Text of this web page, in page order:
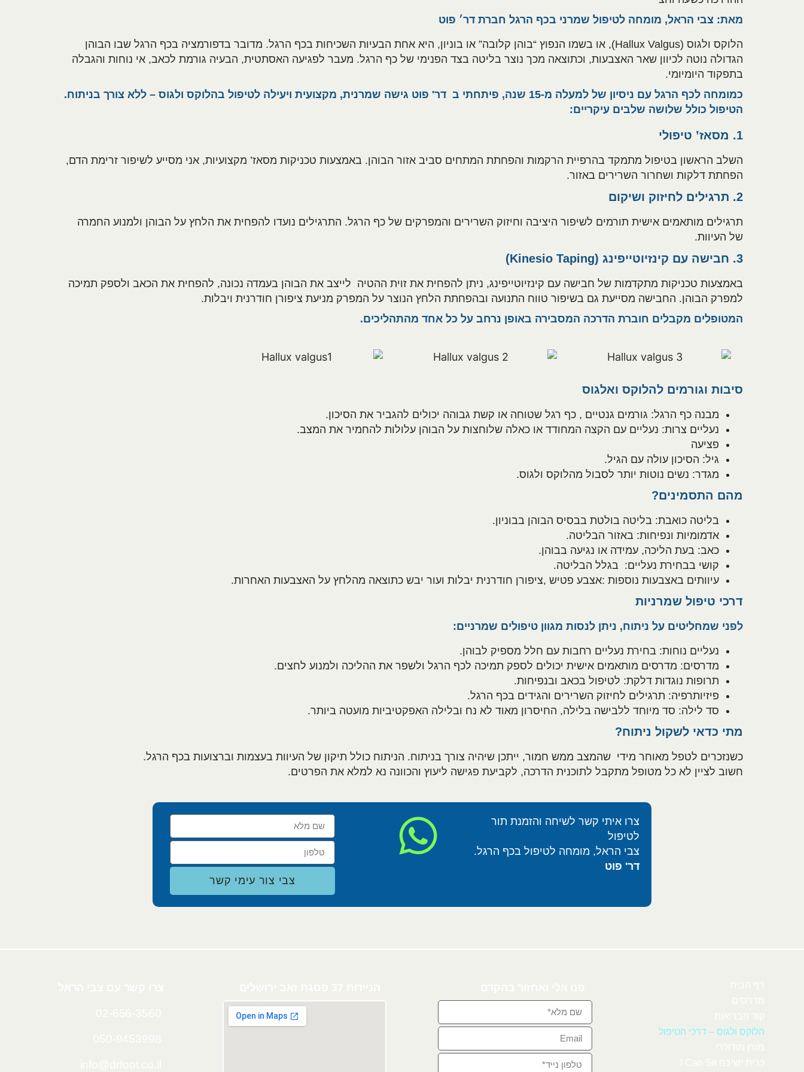
מאת: צבי הראל, מומחה לטיפול שמרני בכף הרגל חברת דר׳ פוט
הלוקס ולגוס (Hallux Valgus), או בשמו הנפוץ “בוהן קלובה” או בוניון, היא אחת הבעיות השכיחות בכף הרגל. מדובר בדפורמציה בכף הרגל שבו הבוהן
הגדולה נוטה לכיוון שאר האצבעות, וכתוצאה מכך נוצר בליטה בצד הפנימי של כף הרגל. מעבר לפגיעה האסתטית, הבעיה גורמת לכאב, אי נוחות והגבלה
בתפקוד היומיומי.
כמומחה לכף הרגל עם ניסיון של למעלה מ-15 שנה, פיתחתי ב דר' פוט גישה שמרנית, מקצועית ויעילה לטיפול בהלוקס ולגוס – ללא צורך בניתוח.
הטיפול כולל שלושה שלבים עיקריים:
1. מסאז’ טיפולי
השלב הראשון בטיפול מתמקד בהרפיית הרקמות והפחתת המתחים סביב אזור הבוהן. באמצעות טכניקות מסאז’ מקצועיות, אני מסייע לשיפור זרימת הדם,
הפחתת דלקות ושחרור השרירים באזור.
2. תרגילים לחיזוק ושיקום
תרגילים מותאמים אישית תורמים לשיפור היציבה וחיזוק השרירים והמפרקים של כף הרגל. התרגילים נועדו להפחית את הלחץ על הבוהן ולמנוע החמרה
של העיוות.
3. חבישה עם קינזיוטייפינג (Kinesio Taping)
באמצעות טכניקות מתקדמות של חבישה עם קינזיוטייפינג, ניתן להפחית את זוית ההטיה לייצב את הבוהן בעמדה נכונה, להפחית את הכאב ולספק תמיכה
למפרק הבוהן. החבישה מסייעת גם בשיפור טווח התנועה ובהפחתת הלחץ הנוצר על המפרק מניעת ציפורן חודרנית ויבלות.
המטופלים מקבלים חוברת הדרכה המסבירה באופן נרחב על כל אחד מהתהליכים.
סיבות וגורמים להלוקס ואלגוס
מבנה כף הרגל: גורמים גנטיים , כף רגל שטוחה או קשת גבוהה יכולים להגביר את הסיכון.
נעליים צרות: נעליים עם הקצה המחודד או כאלה שלוחצות על הבוהן עלולות להחמיר את המצב.
פציעה
גיל: הסיכון עולה עם הגיל.
מגדר: נשים נוטות יותר לסבול מהלוקס ולגוס.
מהם התסמינים?
בליטה כואבת: בליטה בולטת בבסיס הבוהן בבוניון.
אדמומיות ונפיחות: באזור הבליטה.
כאב: בעת הליכה, עמידה או נגיעה בבוהן.
קושי בבחירת נעליים: בגלל הבליטה.
עיוותים באצבעות נוספות :אצבע פטיש ,ציפורן חודרנית יבלות ועור יבש כתוצאה מהלחץ על האצבעות האחרות.
דרכי טיפול שמרניות
לפני שמחליטים על ניתוח, ניתן לנסות מגוון טיפולים שמרניים:
נעליים נוחות: בחירת נעליים רחבות עם חלל מספיק לבוהן.
מדרסים: מדרסים מותאמים אישית יכולים לספק תמיכה לכף הרגל ולשפר את ההליכה ולמנוע לחצים.
תרופות נוגדות דלקת: לטיפול בכאב ובנפיחות.
פיזיותרפיה: תרגילים לחיזוק השרירים והגידים בכף הרגל.
סד לילה: סד מיוחד ללבישה בלילה, החיסרון מאוד לא נח ובלילה האפקטיביות מועטה ביותר.
מתי כדאי לשקול ניתוח?
כשנזכרים לטפל מאוחר מידי שהמצב ממש חמור, ייתכן שיהיה צורך בניתוח. הניתוח כולל תיקון של העיוות בעצמות וברצועות בכף הרגל.
חשוב לציין לא כל מטופל מתקבל לתוכנית הדרכה, לקביעת פגישה ליעוץ והכוונה נא למלא את הפרטים.
צרו איתי קשר לשיחה והזמנת תור
לטיפול
צבי הראל, מומחה לטיפול בכף הרגל.
דר' פוט
צבי צור עימי קשר
הלוקס ולגוס – דרכי הטיפול